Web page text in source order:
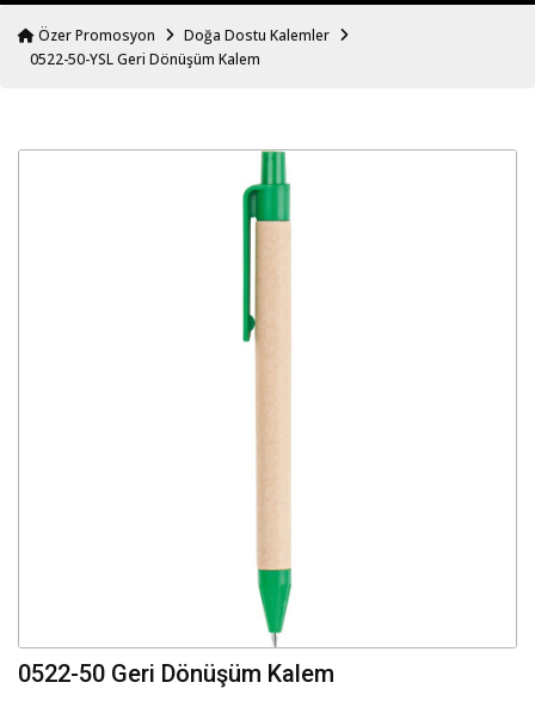
Özer Promosyon
Doğa Dostu Kalemler
0522-50-YSL Geri Dönüşüm Kalem
0522-50 Geri Dönüşüm Kalem